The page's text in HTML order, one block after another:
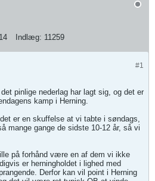
Indlæg: 11259
#1
pinlige nederlag har lagt sig, og det er
kamp i Herning.
er en skuffelse at vi tabte i søndags,
mange gange de sidste 10-12 år, så vi
på forhånd være en af dem vi ikke
er herningholdet i lighed med
Derfor kan vil point i Herning